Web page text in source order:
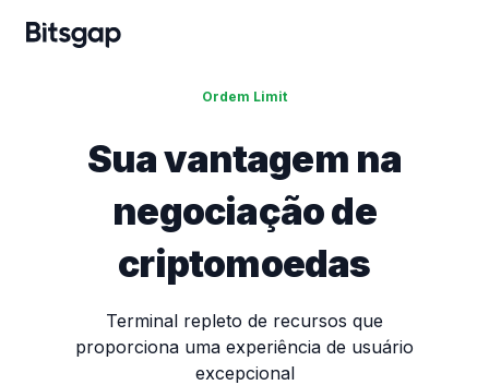
Ordem Limit
Sua vantagem na
negociação de
criptomoedas
Terminal repleto de recursos que
proporciona uma experiência de usuário
excepcional